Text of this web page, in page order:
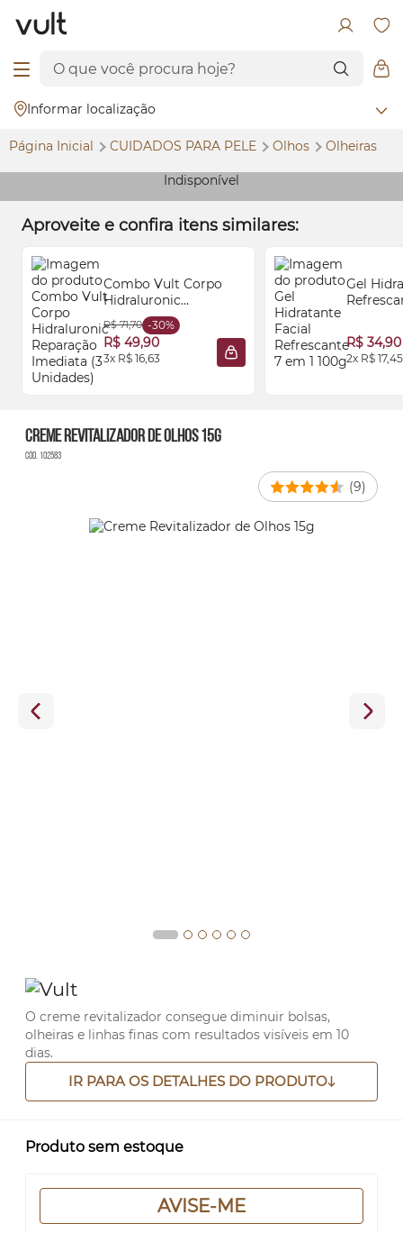
Informar localização
Página Inicial CUIDADOS PARA PELE Olhos Olheiras
Indisponível
Aproveite e confira itens similares:
Combo Vult Corpo
Hidraluronic
Reparação Imediata (3
Unidades)
R$ 71,70 -30%
R$ 49,90
3x R$ 16,63 ADICIONAR À SACOLA
Gel
R$ 34,90
2x R$ 17,45
Creme Revitalizador de Olhos 15g
Cód. 102583
(9)
O creme revitalizador consegue diminuir bolsas,
olheiras e linhas finas com resultados visíveis em 10
dias.
IR PARA OS DETALHES DO PRODUTO
Produto sem estoque
AVISE-ME